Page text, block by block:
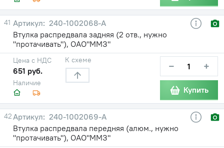
41
240-1002068-А
Втулка распредвала задняя (2 отв., нужно
"протачивать"), ОАО"ММЗ"
Наличие
Цена с НДС
651 руб.
К схеме − +
Купить
42
240-1002069-А
Втулка распредвала передняя (алюм., нужно
"протачивать"), ОАО"ММЗ"